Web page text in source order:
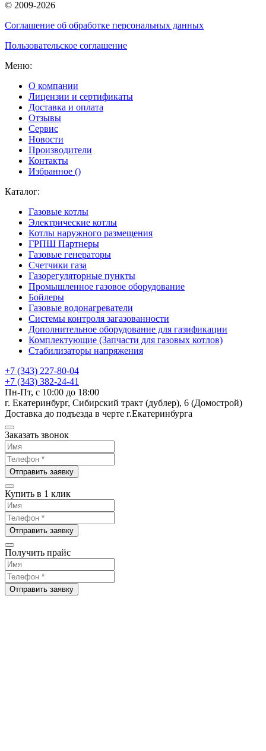
© 2009-2026
Соглашение об обработке персональных данных
Пользовательское соглашение
Меню:
О компании
Лицензии и сертификаты
Доставка и оплата
Отзывы
Сервис
Новости
Производители
Контакты
Избранное ()
Каталог:
Газовые котлы
Электрические котлы
Котлы наружного размещения
ГРПШ Партнеры
Газовые генераторы
Счетчики газа
Газорегуляторные пункты
Промышленное газовое оборудование
Бойлеры
Газовые водонагреватели
Системы контроля загазованности
Дополнительное оборудование для газификации
Комплектующие (Запчасти для газовых котлов)
Стабилизаторы напряжения
+7 (343) 227-80-04
+7 (343) 382-24-41
Пн-Пт, с 10:00 до 18:00
г. Екатеринбург, Сибирский тракт (дублер), 6 (Домострой)
Доставка до подъезда в черте г.Екатеринбурга
Заказать звонок
Отправить заявку
Купить в 1 клик
Отправить заявку
Получить прайс
Отправить заявку